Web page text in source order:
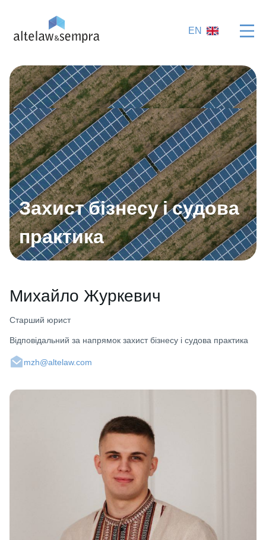
EN
Захист бізнесу і судова
практика
Михайло Журкевич
Старший юрист
Відповідальний за напрямок захист бізнесу і судова практика
mzh@altelaw.com